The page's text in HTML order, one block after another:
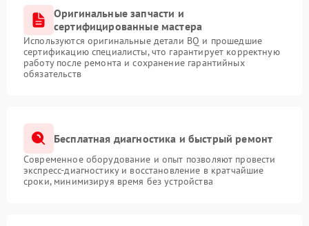
Оригинальные запчасти и
сертифицированные мастера
Используются оригинальные детали BQ и прошедшие
сертификацию специалисты, что гарантирует корректную
работу после ремонта и сохранение гарантийных
обязательств
Бесплатная диагностика и быстрый ремонт
Современное оборудование и опыт позволяют провести
экспресс-диагностику и восстановление в кратчайшие
сроки, минимизируя время без устройства